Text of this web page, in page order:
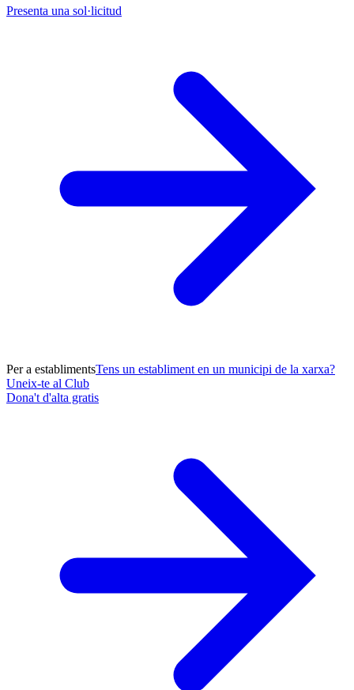
Presenta una sol·licitud
Per a establimentsTens un establiment en un municipi de la xarxa?
Uneix-te al Club
Dona't d'alta gratis